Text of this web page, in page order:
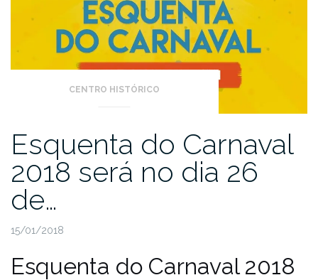
CENTRO HISTÓRICO
Esquenta do Carnaval
2018 será no dia 26
de…
15/01/2018
Esquenta do Carnaval 2018